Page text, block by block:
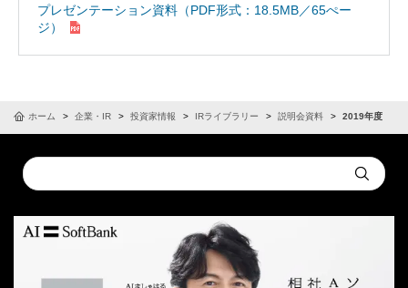
プレゼンテーション資料（PDF形式：18.5MB／65ぺー
ジ）
ホーム 企業・IR 投資家情報 IRライブラリー 説明会資料 2019年度
Conduct
a
Submit